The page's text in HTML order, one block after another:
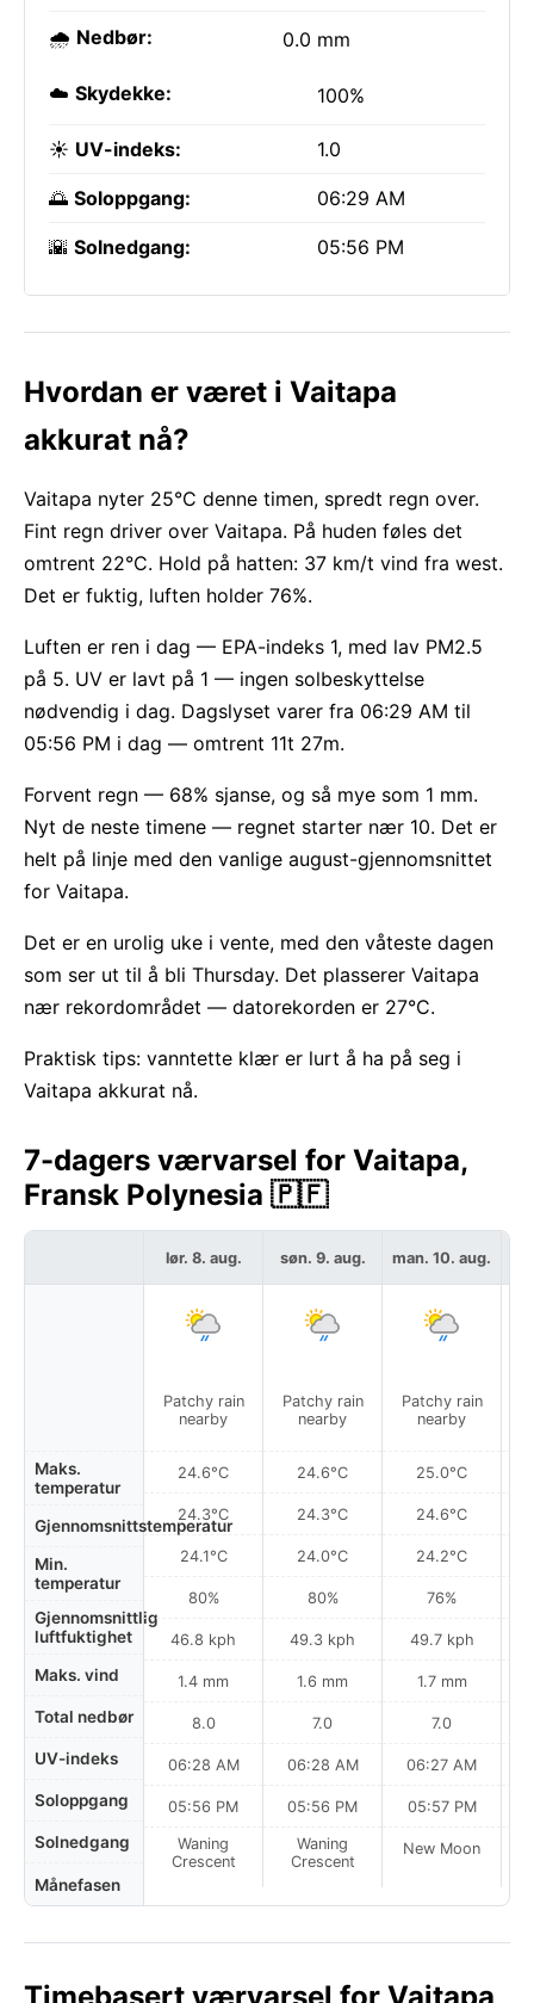
🌧️ Nedbør: 0.0 mm
☁️ Skydekke: 100%
☀️ UV-indeks: 1.0
🌅 Soloppgang: 06:29 AM
🌇 Solnedgang: 05:56 PM
Hvordan er været i Vaitapa
akkurat nå?
Vaitapa nyter 25°C denne timen, spredt regn over.
Fint regn driver over Vaitapa. På huden føles det
omtrent 22°C. Hold på hatten: 37 km/t vind fra west.
Det er fuktig, luften holder 76%.
Luften er ren i dag — EPA-indeks 1, med lav PM2.5
på 5. UV er lavt på 1 — ingen solbeskyttelse
nødvendig i dag. Dagslyset varer fra 06:29 AM til
05:56 PM i dag — omtrent 11t 27m.
Forvent regn — 68% sjanse, og så mye som 1 mm.
Nyt de neste timene — regnet starter nær 10. Det er
helt på linje med den vanlige august-gjennomsnittet
for Vaitapa.
Det er en urolig uke i vente, med den våteste dagen
som ser ut til å bli Thursday. Det plasserer Vaitapa
nær rekordområdet — datorekorden er 27°C.
Praktisk tips: vanntette klær er lurt å ha på seg i
Vaitapa akkurat nå.
7-dagers værvarsel for Vaitapa,
Fransk Polynesia 🇵🇫
Maks.
temperatur
Gjennomsnittstemperatur
Min.
temperatur
Gjennomsnittlig
luftfuktighet
Maks. vind
Total nedbør
UV-indeks
Soloppgang
Solnedgang
Månefasen
lør. 8. aug.
Patchy rain
nearby
24.6°C
24.3°C
24.1°C
80%
46.8 kph
1.4 mm
8.0
06:28 AM
05:56 PM
Waning
Crescent
søn. 9. aug.
Patchy rain
nearby
24.6°C
24.3°C
24.0°C
80%
49.3 kph
1.6 mm
7.0
06:28 AM
05:56 PM
Waning
Crescent
man. 10. aug.
Patchy rain
nearby
25.0°C
24.6°C
24.2°C
76%
49.7 kph
1.7 mm
7.0
06:27 AM
05:57 PM
New Moon